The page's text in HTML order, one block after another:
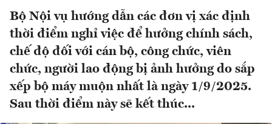
Bộ Nội vụ hướng dẫn các đơn vị xác định
thời điểm nghỉ việc để hưởng chính sách,
chế độ đối với cán bộ, công chức, viên
chức, người lao động bị ảnh hưởng do sắp
xếp bộ máy muộn nhất là ngày 1/9/2025.
Sau thời điểm này sẽ kết thúc...